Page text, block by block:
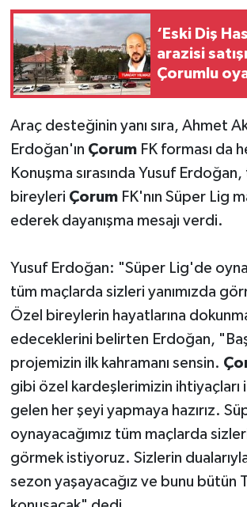
‘Eski Diş
arazisi
Çorumlu
Araç desteğinin yanı sıra, Ahmet
Erdoğan'ın ÇorumFK forması da
Konuşma sırasında Yusuf
bireyleri ÇorumFK'nın Süper Lig
ederek dayanışma mesajı verdi.
Yusuf Erdoğan: "Süper Lig'de
tüm maçlarda sizleri yanımızda
Özel bireylerin hayatlarına
edeceklerini belirten Erdoğan,
projemizin ilk kahramanı sensin.
gibi özel kardeşlerimizin ihtiyaçları
gelen her şeyi yapmaya hazırız.
oynayacağımız tüm maçlarda
görmek istiyoruz. Sizlerin
sezon yaşayacağız ve bunu bütün